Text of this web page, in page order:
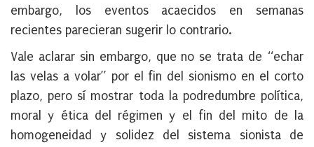
embargo, los eventos acaecidos en semanas
recientes parecieran sugerir lo contrario.
Vale aclarar sin embargo, que no se trata de “echar
las velas a volar” por el fin del sionismo en el corto
plazo, pero sí mostrar toda la podredumbre política,
moral y ética del régimen y el fin del mito de la
homogeneidad y solidez del sistema sionista de